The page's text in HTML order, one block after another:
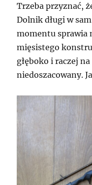
Trzeba przyznać,
Dolnik długi w
momentu sprawia
mięsistego
głęboko i raczej
niedoszacowany.